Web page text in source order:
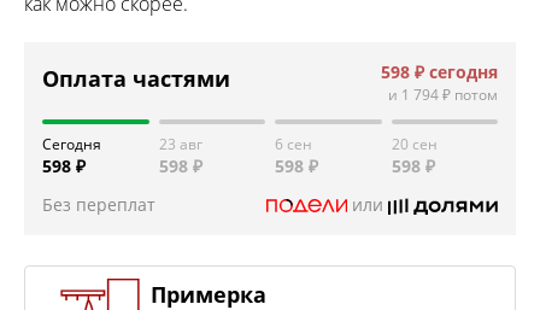
Оплата частями 598 ₽ сегодня
и 1 794 ₽ потом
Сегодня
598 ₽
23 авг
598 ₽
6 сен
598 ₽
20 сен
598 ₽
Без переплат
или
Примерка